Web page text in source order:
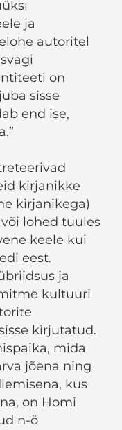
ja
autoritel
on
sisse
end ise,
kirjanikke
kirjanikega)
lohed tuules
keele kui
eest.
ja
kultuuri
kirjutatud.
mida
jõena ning
kus
on Homi
n-ö